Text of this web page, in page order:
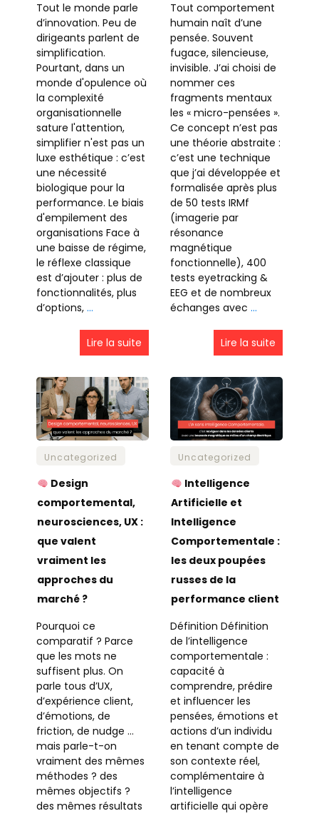
Tout le monde parle
d’innovation. Peu de
dirigeants parlent de
simplification.
Pourtant, dans un
monde d'opulence où
la complexité
organisationnelle
sature l'attention,
simplifier n'est pas un
luxe esthétique : c’est
une nécessité
biologique pour la
performance. Le biais
d'empilement des
organisations Face à
une baisse de régime,
le réflexe classique
est d’ajouter : plus de
fonctionnalités, plus
d’options, …
Lire la suite
Tout comportement
humain naît d’une
pensée. Souvent
fugace, silencieuse,
invisible. J’ai choisi de
nommer ces
fragments mentaux
les « micro-pensées ».
Ce concept n’est pas
une théorie abstraite :
c’est une technique
que j’ai développée et
formalisée après plus
de 50 tests IRMf
(imagerie par
résonance
magnétique
fonctionnelle), 400
tests eyetracking &
EEG et de nombreux
échanges avec …
Lire la suite
Uncategorized
Design
comportemental,
neurosciences, UX :
que valent
vraiment les
approches du
marché ?
Pourquoi ce
comparatif ? Parce
que les mots ne
suffisent plus. On
parle tous d’UX,
d’expérience client,
d’émotions, de
friction, de nudge …
mais parle-t-on
vraiment des mêmes
méthodes ? des
mêmes objectifs ?
des mêmes résultats
Uncategorized
Intelligence
Artificielle et
Intelligence
Comportementale :
les deux poupées
russes de la
performance client
Définition Définition
de l’intelligence
comportementale :
capacité à
comprendre, prédire
et influencer les
pensées, émotions et
actions d’un individu
en tenant compte de
son contexte réel,
complémentaire à
l’intelligence
artificielle qui opère